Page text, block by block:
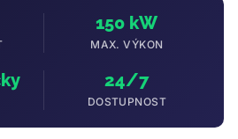
150 kW
MAX. VÝKON
24/7
DOSTUPNOST